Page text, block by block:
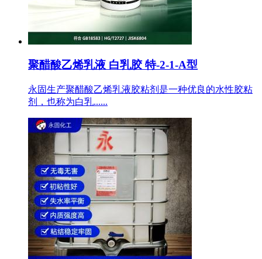
聚醋酸乙烯乳液 白乳胶 特-2-1-A型
永固生产聚醋酸乙烯乳液胶粘剂是一种优良的水性胶粘
剂，也称为白乳......